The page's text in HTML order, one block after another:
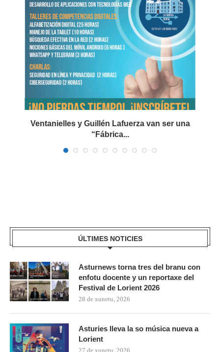
Ventanielles y Guillén Lafuerza van ser una
“Fábrica...
ÚLTIMES NOTICIES
Asturnews torna tres del branu con
enfotu docente y un reportaxe del
Festival de Lorient 2026
28 de xunetu, 2026
Asturies lleva la so música nueva a
Lorient
27 de xunetu, 2026